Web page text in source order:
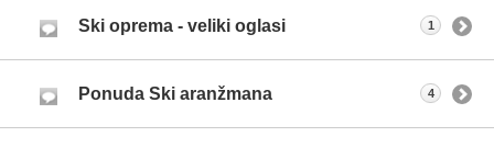
Ski oprema - veliki oglasi 1
Ponuda Ski aranžmana 4